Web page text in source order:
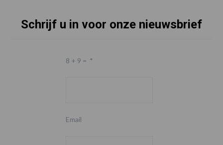
Schrijf u in voor onze nieuwsbrief
8 + 9 = *
Email